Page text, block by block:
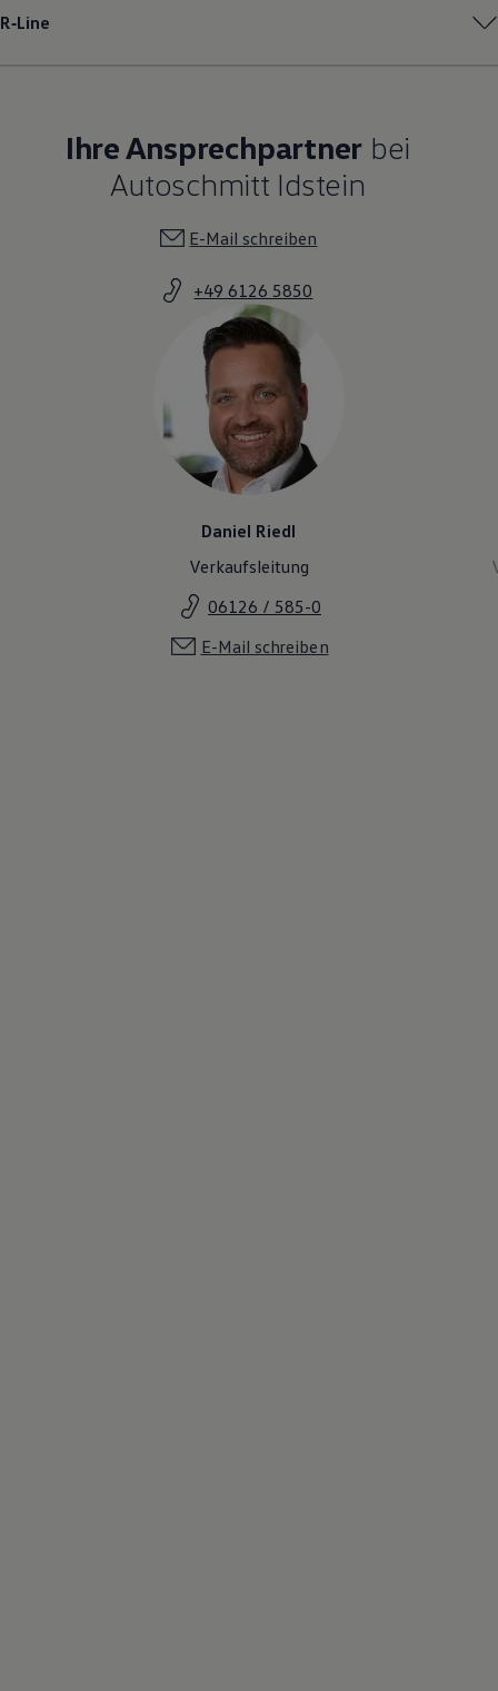
R‑Line
Ihre Ansprechpartner bei
Autoschmitt Idstein
E-Mail schreiben
+49 6126 5850
Daniel Riedl
Verkaufsleitung
06126 / 585-0
E-Mail schreiben